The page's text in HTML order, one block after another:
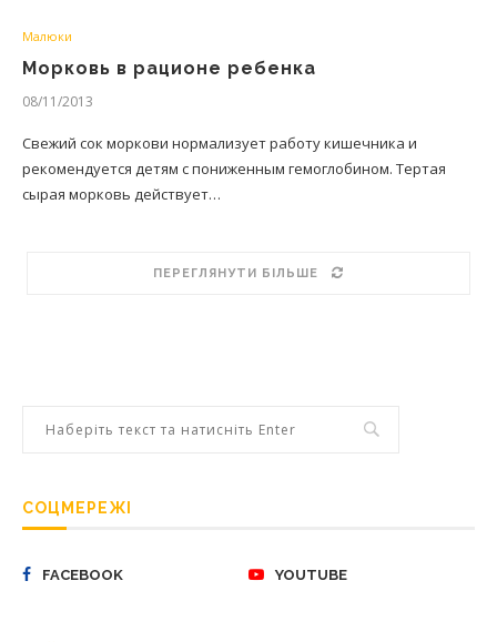
Малюки
Морковь в рационе ребенка
08/11/2013
Свежий сок моркови нормализует работу кишечника и
рекомендуется детям с пониженным гемоглобином. Тертая
сырая морковь действует…
ПЕРЕГЛЯНУТИ БІЛЬШЕ
СОЦМЕРЕЖІ
FACEBOOK YOUTUBE